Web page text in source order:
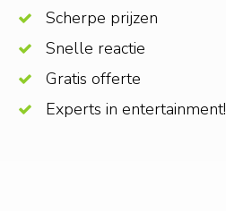
Scherpe prijzen
Snelle reactie
Gratis offerte
Experts in entertainment!